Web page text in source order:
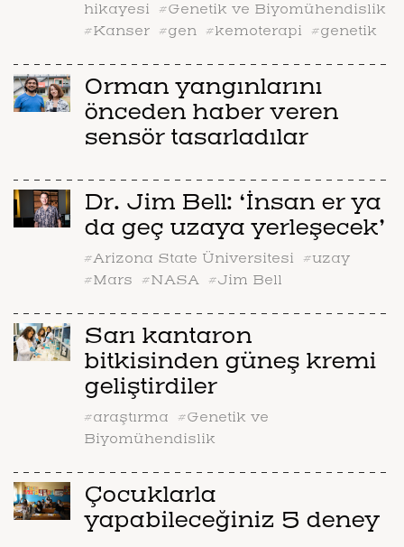
hikayesi
#Genetik ve Biyomühendislik
#Kanser #gen #kemoterapi #genetik
Orman yangınlarını
önceden haber veren
sensör tasarladılar
Dr. Jim Bell: ‘İnsan er ya
da geç uzaya yerleşecek’
#Arizona State Üniversitesi
#uzay
#Mars
#NASA #Jim Bell
Sarı kantaron
bitkisinden güneş kremi
geliştirdiler
#araştırma
#Genetik ve
Biyomühendislik
Çocuklarla
yapabileceğiniz 5 deney